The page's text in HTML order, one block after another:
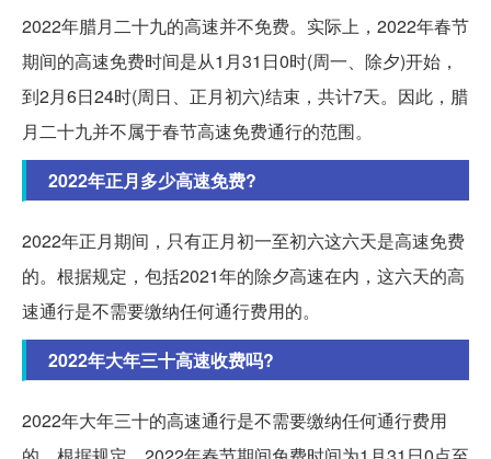
2022年腊月二十九的高速并不免费。实际上，2022年春节
期间的高速免费时间是从1月31日0时(周一、除夕)开始，
到2月6日24时(周日、正月初六)结束，共计7天。因此，腊
月二十九并不属于春节高速免费通行的范围。
2022年正月多少高速免费?
2022年正月期间，只有正月初一至初六这六天是高速免费
的。根据规定，包括2021年的除夕高速在内，这六天的高
速通行是不需要缴纳任何通行费用的。
2022年大年三十高速收费吗?
2022年大年三十的高速通行是不需要缴纳任何通行费用